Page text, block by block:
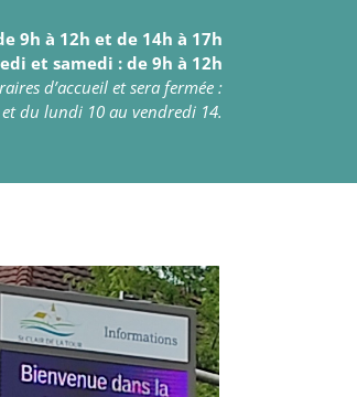
9h à 12h et de 14h à 17h
et samedi : de 9h à 12h
d’accueil et sera fermée :
et du lundi 10 au vendredi 14.